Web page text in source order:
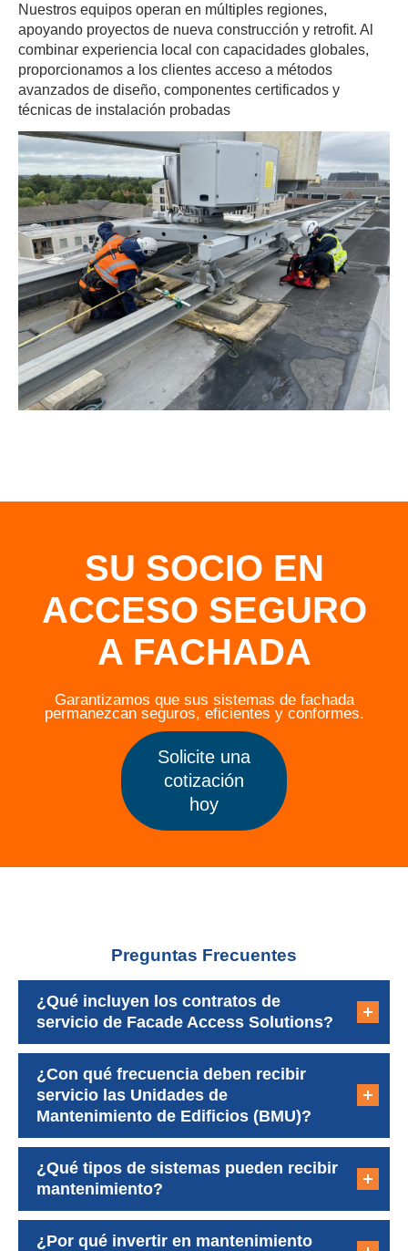
Nuestros equipos operan en múltiples regiones,
apoyando proyectos de nueva construcción y retrofit. Al
combinar experiencia local con capacidades globales,
proporcionamos a los clientes acceso a métodos
avanzados de diseño, componentes certificados y
técnicas de instalación probadas
SU SOCIO EN
ACCESO SEGURO
A FACHADA
Garantizamos que sus sistemas de fachada
permanezcan seguros, eficientes y conformes.
Solicite una
cotización
hoy
Preguntas Frecuentes
¿Qué incluyen los contratos de
servicio de Facade Access Solutions?
¿Con qué frecuencia deben recibir
servicio las Unidades de
Mantenimiento de Edificios (BMU)?
¿Qué tipos de sistemas pueden recibir
mantenimiento?
¿Por qué invertir en mantenimiento